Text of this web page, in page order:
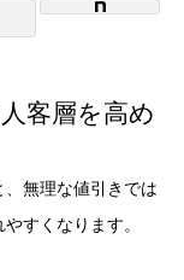
客層を高め
無理な値引きでは
すくなります。